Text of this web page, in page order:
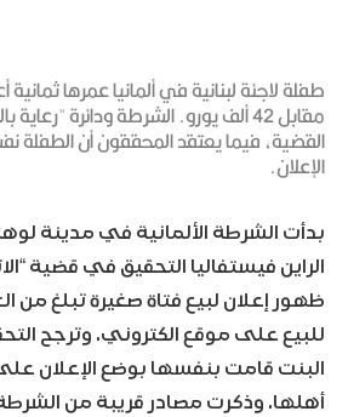
طفلة لاجئة لبنانية في ألمانيا عمرها
مقابل 42 ألف يورو. الشرطة ودائرة
القضية، فيما يعتقد المحققون أن الطفلة
الإعلان.
بدأت الشرطة الألمانية في مدينة
الراين فيستفاليا التحقيق في قضية
ظهور إعلان لبيع فتاة صغيرة تبلغ من
للبيع على موقع الكتروني. وترجح
البنت قامت بنفسها بوضع الإعلان
أهلها. وذكرت مصادر قريبة من الشرطة